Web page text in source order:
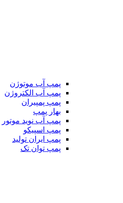
پمپ آب موتوژن
پمپ آب الکتروژن
پمپ پمپیران
بهار پمپ
پمپ آب نوید موتور
پمپ اسپیکو
پمپ ایران تولید
پمپ توان تک